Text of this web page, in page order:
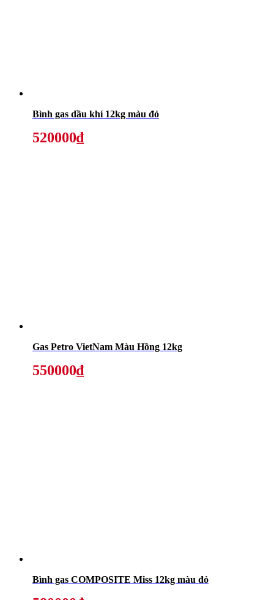
Bình gas dầu khí 12kg màu đỏ
520000₫
Gas Petro VietNam Màu Hồng 12kg
550000₫
Bình gas COMPOSITE Miss 12kg màu đỏ